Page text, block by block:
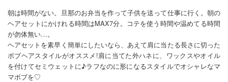
朝は時間がない。旦那のお弁当を作って子供を送って仕事に行く。朝の
ヘアセットにかけれる時間はMAX7分。コテを使う時間や温めてる時間
が勿体無い…。
ヘアセットを素早く簡単にしたいなら、あえて肩に当たる長さに切った
ボブヘアスタイルがオススメ!肩に当てた外ハネに、ワックスやオイル
を付けてセミウェットに♪ラフなのに形になるスタイルでオシャレなマ
マボブを♡